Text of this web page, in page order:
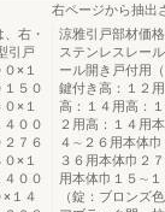
右・
引戸
×１
５０
×１
００
７６
×１
００
１４
右ページから抽出
涼雅引戸部材価
ステンレスレー
ール開き戸付用
鍵付き高：１２
高：１４用高：
２用高：１４用
４∼２６用本体
３６用本体巾２
用本体巾１５∼
（錠：ブロンズ